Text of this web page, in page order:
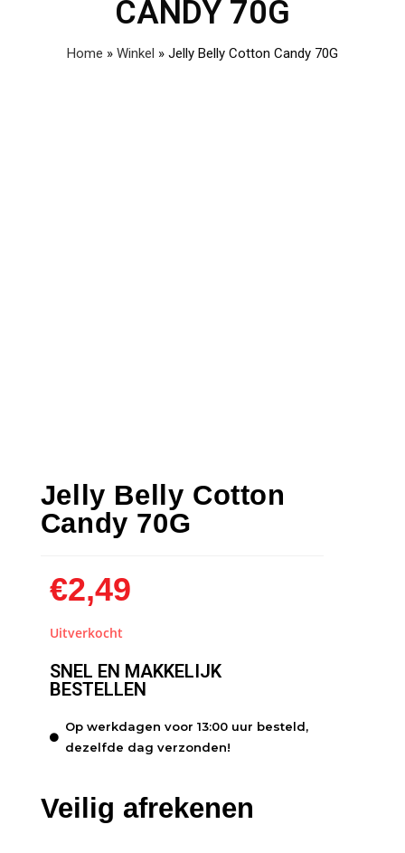
CANDY 70G
Home » Winkel » Jelly Belly Cotton Candy 70G
Jelly Belly Cotton
Candy 70G
€2,49
Uitverkocht
SNEL EN MAKKELIJK
BESTELLEN
Op werkdagen voor 13:00 uur besteld,
dezelfde dag verzonden!
Veilig afrekenen